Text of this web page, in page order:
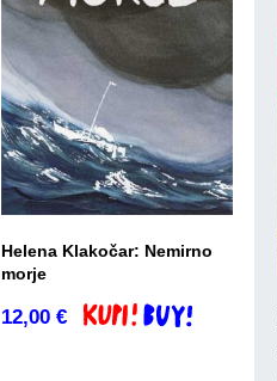
Helena Klakočar: Nemirno
morje
12,00 € Dodaj v košarico